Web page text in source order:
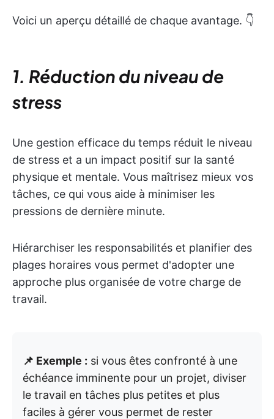
Voici un aperçu détaillé de chaque avantage. 👇
1. Réduction du niveau de
stress
Une gestion efficace du temps réduit le niveau
de stress et a un impact positif sur la santé
physique et mentale. Vous maîtrisez mieux vos
tâches, ce qui vous aide à minimiser les
pressions de dernière minute.
Hiérarchiser les responsabilités et planifier des
plages horaires vous permet d'adopter une
approche plus organisée de votre charge de
travail.
📌 Exemple : si vous êtes confronté à une
échéance imminente pour un projet, diviser
le travail en tâches plus petites et plus
faciles à gérer vous permet de rester